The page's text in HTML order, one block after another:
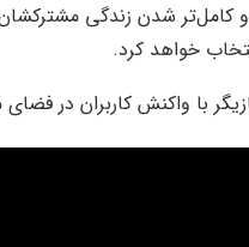
شدن زندگی مشترکشان
خواهد کرد.
با واکنش کاربران در